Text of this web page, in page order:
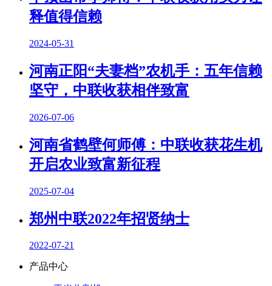
释值得信赖
2024-05-31
河南正阳“夫妻档”农机手：五年信赖
坚守，中联收获相伴致富
2026-07-06
河南省鹤壁何师傅：中联收获花生机
开启农业致富新征程
2025-07-04
郑州中联2022年招贤纳士
2022-07-21
产品中心